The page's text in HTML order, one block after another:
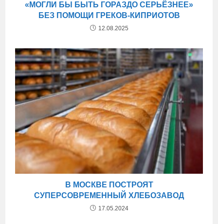
«МОГЛИ БЫ БЫТЬ ГОРАЗДО СЕРЬЁЗНЕЕ»
БЕЗ ПОМОЩИ ГРЕКОВ-КИПРИОТОВ
12.08.2025
В МОСКВЕ ПОСТРОЯТ
СУПЕРСОВРЕМЕННЫЙ ХЛЕБОЗАВОД
17.05.2024